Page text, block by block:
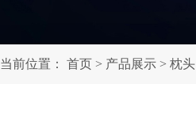
当前位置： 首页 > 产品展示 > 枕头